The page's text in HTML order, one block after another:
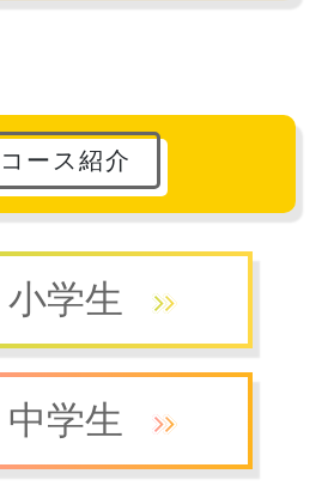
コース紹介
小学生
中学生